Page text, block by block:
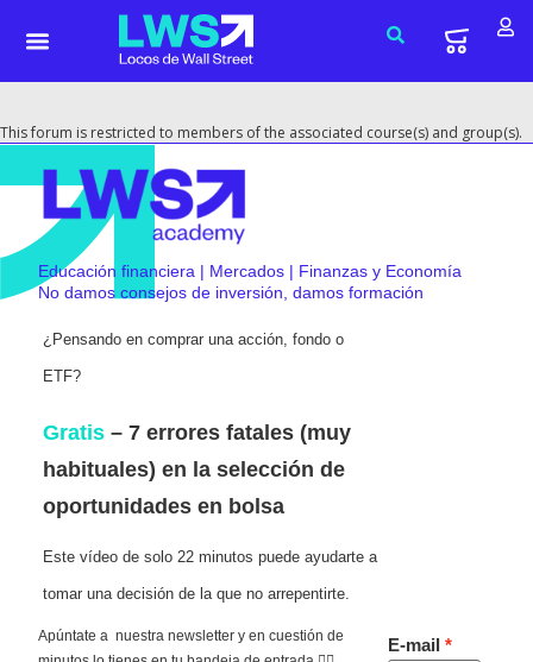
This forum is restricted to members of the associated course(s) and group(s).
Educación financiera | Mercados | Finanzas y Economía
No damos consejos de inversión, damos formación
¿Pensando en comprar una acción, fondo o
ETF?
Gratis – 7 errores fatales (muy
habituales) en la selección de
oportunidades en bolsa
Este vídeo de solo 22 minutos puede ayudarte a
tomar una decisión de la que no arrepentirte.
Apúntate a nuestra newsletter y en cuestión de
E-mail